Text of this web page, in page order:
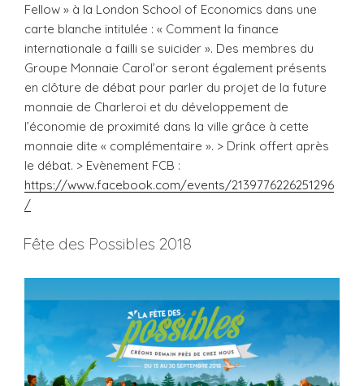
Fellow » à la London School of Economics dans une
carte blanche intitulée : « Comment la finance
internationale a failli se suicider ». Des membres du
Groupe Monnaie Carol’or seront également présents
en clôture de débat pour parler du projet de la future
monnaie de Charleroi et du développement de
l’économie de proximité dans la ville grâce à cette
monnaie dite « complémentaire ». > Drink offert après
le débat. > Evènement FCB :
https://www.facebook.com/events/2139776226251296
/
Fête des Possibles 2018